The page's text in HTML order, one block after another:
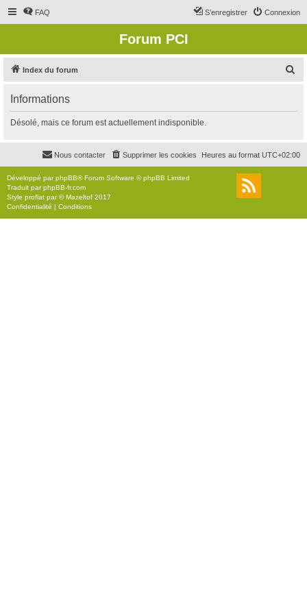
FAQ Connexion
S’enregistrer
Forum PCI
Index du forum
r
c
r
Informations
Désolé, mais ce forum est actuellement indisponible.
Heures au format UTC+02:00
Supprimer les cookies
Nous contacter
Développé parphpBB® Forum Software © phpBB Limited
Traduit parphpBB-fr.com
Style proflat par ©Mazeltof 2017
Confidentialité | Conditions